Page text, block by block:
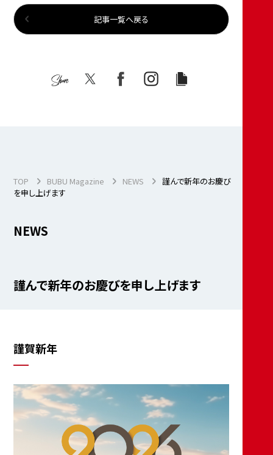
記事一覧へ戻る
Share
NEWS
TOP BUBU Magazine NEWS
謹んで新年のお慶び
を申し上げます
謹んで新年のお慶びを申し上げます
謹賀新年